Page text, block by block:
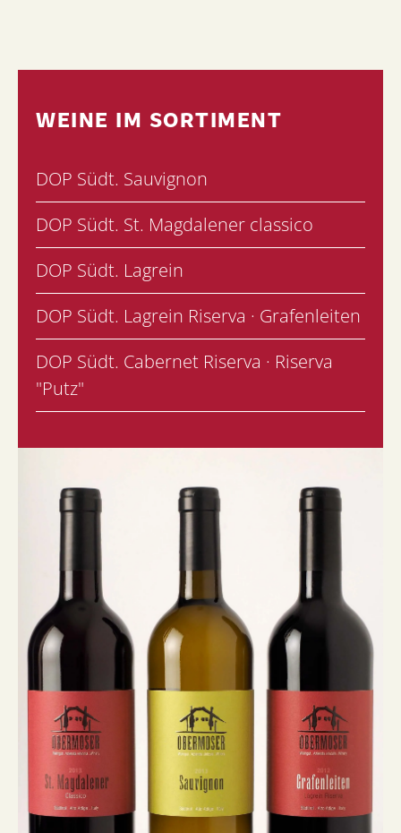
WEINE IM SORTIMENT
DOP Südt. Sauvignon
DOP Südt. St. Magdalener classico
DOP Südt. Lagrein
DOP Südt. Lagrein Riserva · Grafenleiten
DOP Südt. Cabernet Riserva · Riserva
"Putz"